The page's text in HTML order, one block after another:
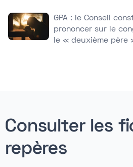
GPA : le Conseil
prononcer sur le
le « deuxième père
Consulter les
repères